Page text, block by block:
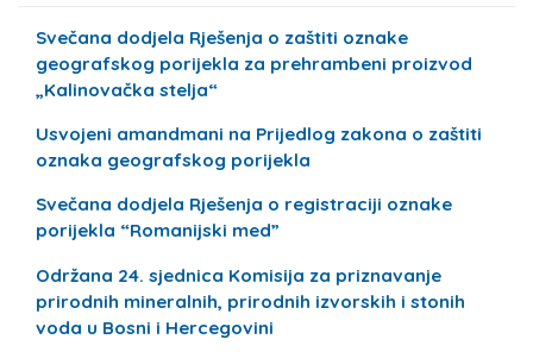
Svečana dodjela Rješenja o zaštiti oznake
geografskog porijekla za prehrambeni proizvod
„Kalinovačka stelja“
Usvojeni amandmani na Prijedlog zakona o zaštiti
oznaka geografskog porijekla
Svečana dodjela Rješenja o registraciji oznake
porijekla “Romanijski med”
Održana 24. sjednica Komisija za priznavanje
prirodnih mineralnih, prirodnih izvorskih i stonih
voda u Bosni i Hercegovini